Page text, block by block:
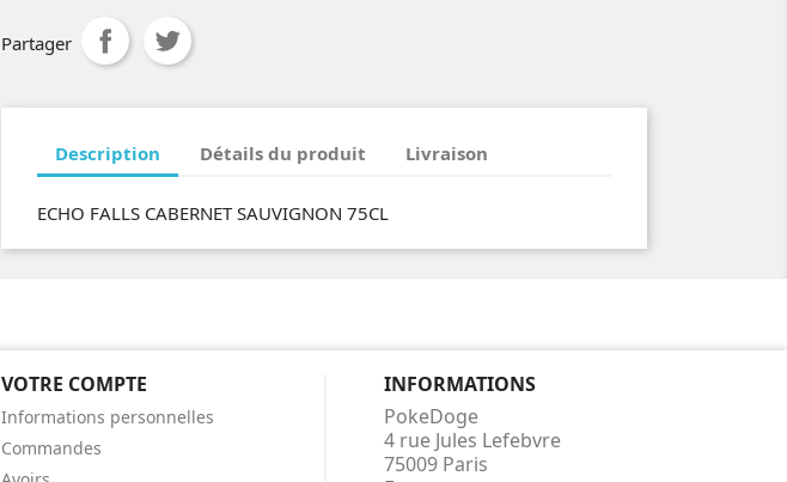
Partager
Description Détails du produit Livraison
ECHO FALLS CABERNET SAUVIGNON 75CL
VOTRE COMPTE
Informations personnelles
Commandes
INFORMATIONS
PokeDoge
4 rue Jules Lefebvre
75009 Paris